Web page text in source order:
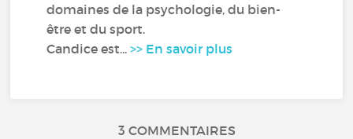
domaines de la psychologie, du bien-
être et du sport.
Candice est...>> En savoir plus
3 COMMENTAIRES